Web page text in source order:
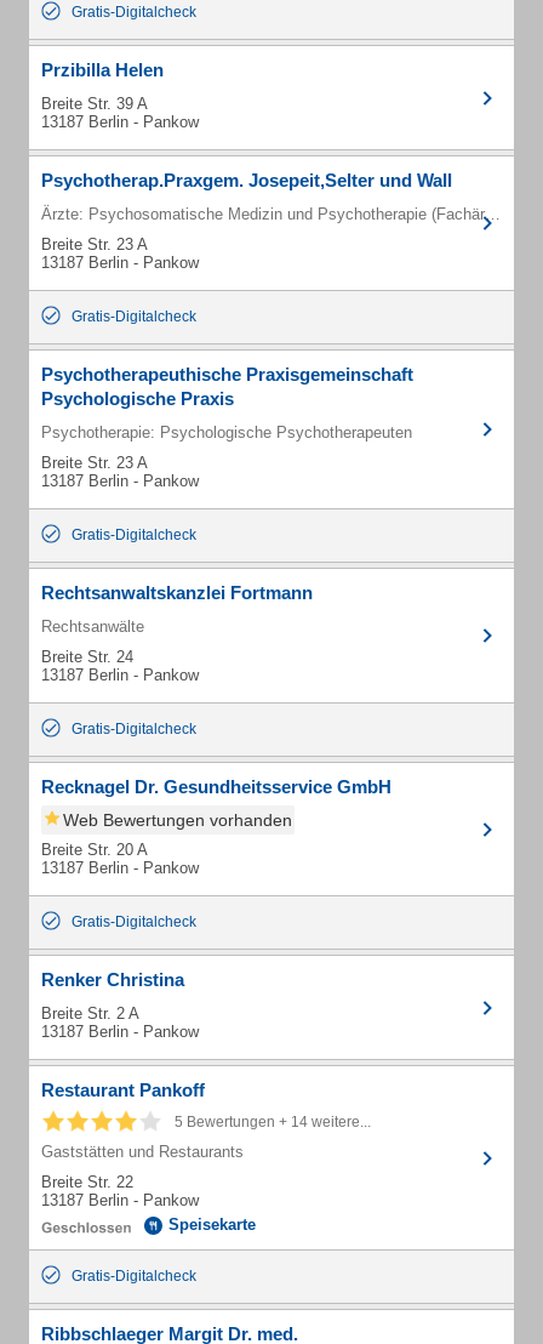
Gratis-Digitalcheck
Przibilla Helen
Breite Str. 39 A
13187 Berlin - Pankow
Psychotherap.Praxgem. Josepeit,Selter und Wall
Ärzte: Psychosomatische Medizin und Psychotherapie (Fachärzte)
Breite Str. 23 A
13187 Berlin - Pankow
Gratis-Digitalcheck
Psychotherapeuthische Praxisgemeinschaft
Psychologische Praxis
Psychotherapie: Psychologische Psychotherapeuten
Breite Str. 23 A
13187 Berlin - Pankow
Gratis-Digitalcheck
Rechtsanwaltskanzlei Fortmann
Rechtsanwälte
Breite Str. 24
13187 Berlin - Pankow
Gratis-Digitalcheck
Recknagel Dr. Gesundheitsservice GmbH
Web Bewertungen vorhanden
Breite Str. 20 A
13187 Berlin - Pankow
Gratis-Digitalcheck
Renker Christina
Breite Str. 2 A
13187 Berlin - Pankow
Restaurant Pankoff
5 Bewertungen + 14 weitere...
Gaststätten und Restaurants
Breite Str. 22
13187 Berlin - Pankow
Speisekarte
Gratis-Digitalcheck
Ribbschlaeger Margit Dr. med.